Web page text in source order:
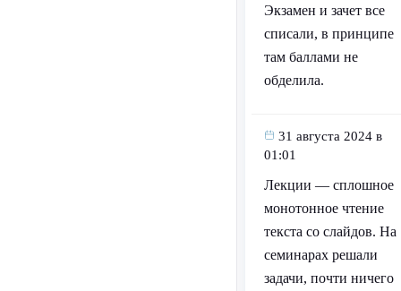
Экзамен и зачет все
списали, в принципе
там баллами не
обделила.
31 августа 2024 в
01:01
Лекции — сплошное
монотонное чтение
текста со слайдов. На
семинарах решали
задачи, почти ничего